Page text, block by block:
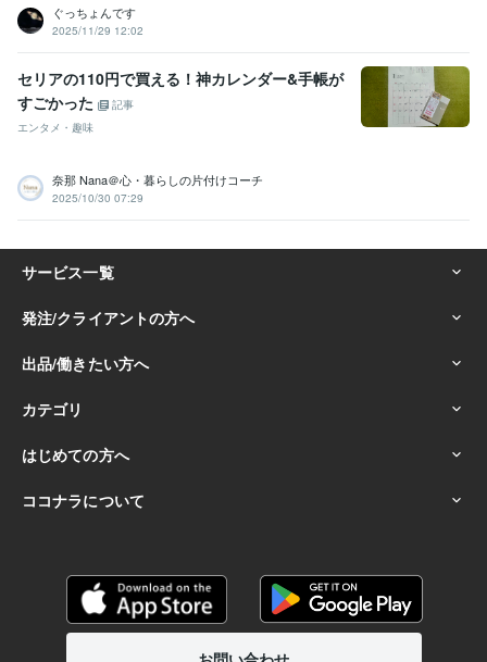
ぐっちょんです
2025/11/29 12:02
セリアの110円で買える！神カレンダー&手帳が
すごかった
記事
エンタメ・趣味
奈那 Nana＠心・暮らしの片付けコーチ
2025/10/30 07:29